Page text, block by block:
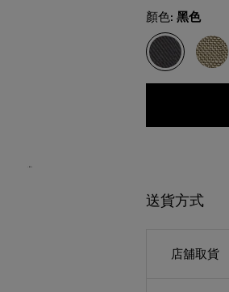
Select
顏色:黑色
送貨方式
店舖取貨